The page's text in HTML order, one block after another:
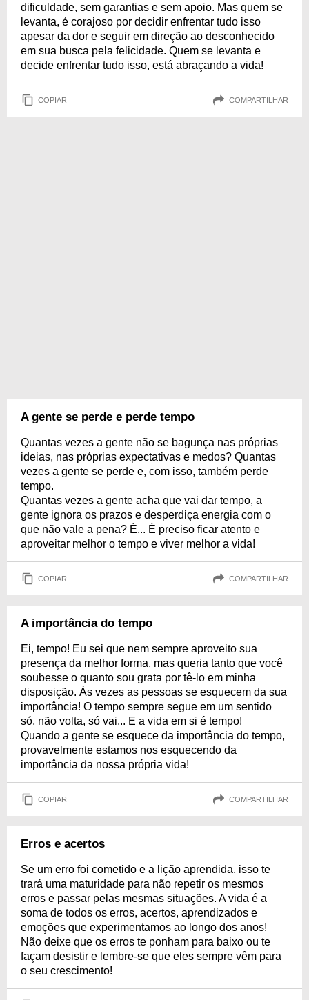
dificuldade, sem garantias e sem apoio. Mas quem se
levanta, é corajoso por decidir enfrentar tudo isso
apesar da dor e seguir em direção ao desconhecido
em sua busca pela felicidade. Quem se levanta e
decide enfrentar tudo isso, está abraçando a vida!
COPIAR COMPARTILHAR
A gente se perde e perde tempo
Quantas vezes a gente não se bagunça nas próprias
ideias, nas próprias expectativas e medos? Quantas
vezes a gente se perde e, com isso, também perde
tempo.
Quantas vezes a gente acha que vai dar tempo, a
gente ignora os prazos e desperdiça energia com o
que não vale a pena? É... É preciso ficar atento e
aproveitar melhor o tempo e viver melhor a vida!
COPIAR COMPARTILHAR
A importância do tempo
Ei, tempo! Eu sei que nem sempre aproveito sua
presença da melhor forma, mas queria tanto que você
soubesse o quanto sou grata por tê-lo em minha
disposição. Às vezes as pessoas se esquecem da sua
importância! O tempo sempre segue em um sentido
só, não volta, só vai... E a vida em si é tempo!
Quando a gente se esquece da importância do tempo,
provavelmente estamos nos esquecendo da
importância da nossa própria vida!
COPIAR COMPARTILHAR
Erros e acertos
Se um erro foi cometido e a lição aprendida, isso te
trará uma maturidade para não repetir os mesmos
erros e passar pelas mesmas situações. A vida é a
soma de todos os erros, acertos, aprendizados e
emoções que experimentamos ao longo dos anos!
Não deixe que os erros te ponham para baixo ou te
façam desistir e lembre-se que eles sempre vêm para
o seu crescimento!